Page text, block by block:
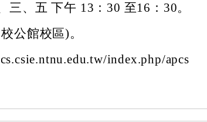
三、五 下午 13：30 至16：30。
公館校區)。
index.php/apcs